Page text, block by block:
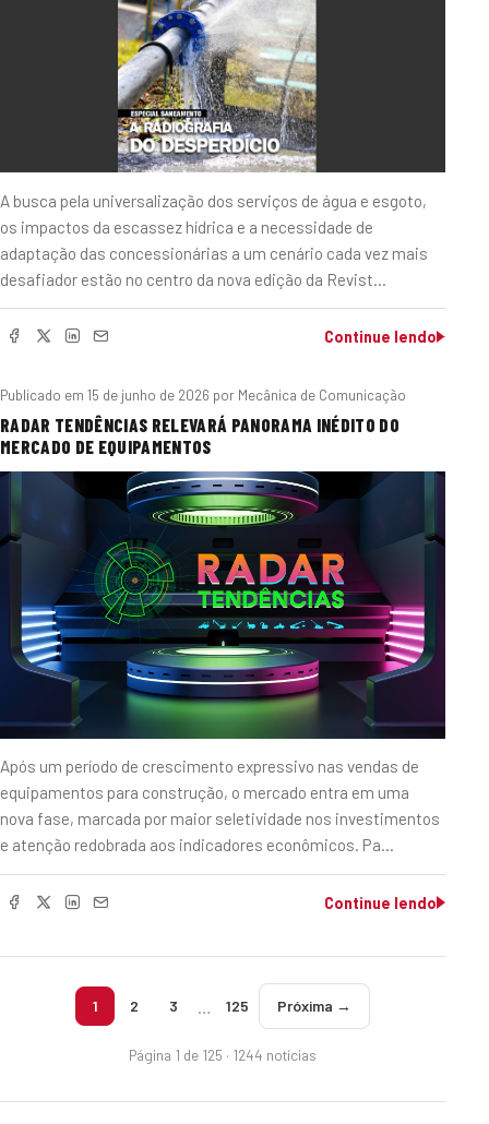
A busca pela universalização dos serviços de água e esgoto,
os impactos da escassez hídrica e a necessidade de
adaptação das concessionárias a um cenário cada vez mais
desafiador estão no centro da nova edição da Revist…
Continue lendo
Publicado em 15 de junho de 2026 por Mecânica de Comunicação
RADAR TENDÊNCIAS RELEVARÁ PANORAMA INÉDITO DO
MERCADO DE EQUIPAMENTOS
Após um período de crescimento expressivo nas vendas de
equipamentos para construção, o mercado entra em uma
nova fase, marcada por maior seletividade nos investimentos
e atenção redobrada aos indicadores econômicos. Pa…
Continue lendo
1 2 3 125 Próxima →
Página 1 de 125 · 1244 notícias